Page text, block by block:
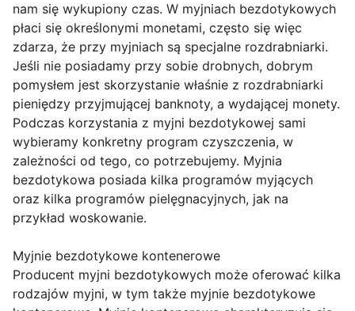
nam się wykupiony czas. W myjniach bezdotykowych
płaci się określonymi monetami, często się więc
zdarza, że przy myjniach są specjalne rozdrabniarki.
Jeśli nie posiadamy przy sobie drobnych, dobrym
pomysłem jest skorzystanie właśnie z rozdrabniarki
pieniędzy przyjmującej banknoty, a wydającej monety.
Podczas korzystania z myjni bezdotykowej sami
wybieramy konkretny program czyszczenia, w
zależności od tego, co potrzebujemy. Myjnia
bezdotykowa posiada kilka programów myjących
oraz kilka programów pielęgnacyjnych, jak na
przykład woskowanie.
Myjnie bezdotykowe kontenerowe
Producent myjni bezdotykowych może oferować kilka
rodzajów myjni, w tym także myjnie bezdotykowe